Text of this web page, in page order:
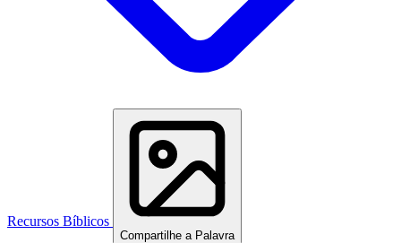
Recursos Bíblicos
Compartilhe a Palavra